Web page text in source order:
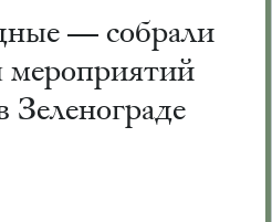
— собрали
мероприятий
Зеленограде